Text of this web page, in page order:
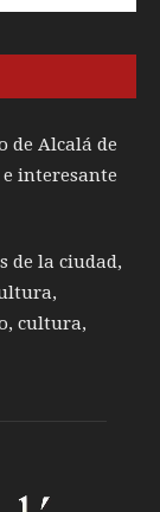
de Alcalá de
interesante
de la ciudad,
cultura,